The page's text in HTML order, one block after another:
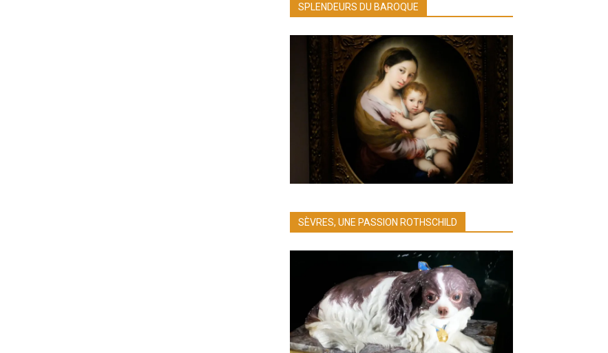
SPLENDEURS DU BAROQUE
SÈVRES, UNE PASSION ROTHSCHILD